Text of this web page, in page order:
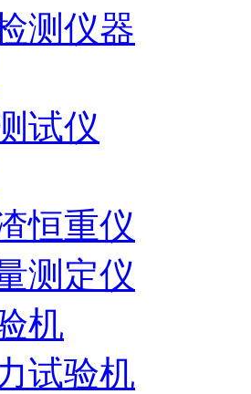
测仪器
试仪
恒重仪
测定仪
机
试验机